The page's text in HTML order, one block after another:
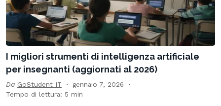
I migliori strumenti di intelligenza artificiale
per insegnanti (aggiornati al 2026)
Da GoStudent IT
gennaio 7, 2026
Tempo di lettura: 5 min